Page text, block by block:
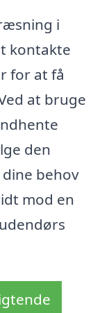
i
kontakte
for at få
at bruge
den
behov
mod en